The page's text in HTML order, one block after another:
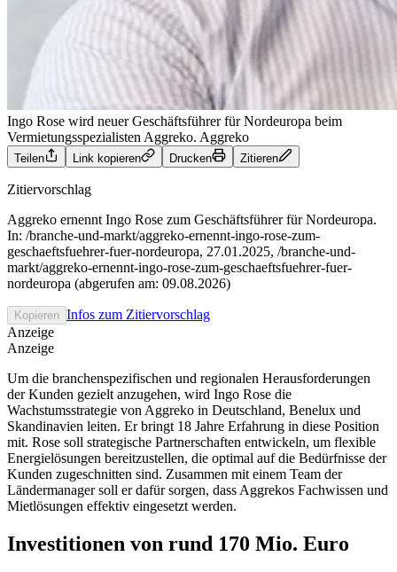
Ingo Rose wird neuer Geschäftsführer für Nordeuropa beim
Vermietungsspezialisten Aggreko. Aggreko
Teilen Link kopieren Drucken Zitieren
Zitiervorschlag
Aggreko ernennt Ingo Rose zum Geschäftsführer für Nordeuropa.
In: /branche-und-markt/aggreko-ernennt-ingo-rose-zum-
geschaeftsfuehrer-fuer-nordeuropa, 27.01.2025, /branche-und-
markt/aggreko-ernennt-ingo-rose-zum-geschaeftsfuehrer-fuer-
nordeuropa (abgerufen am: 09.08.2026)
Kopieren Infos zum Zitiervorschlag
Anzeige
Anzeige
Um die branchenspezifischen und regionalen Herausforderungen
der Kunden gezielt anzugehen, wird Ingo Rose die
Wachstumsstrategie von Aggreko in Deutschland, Benelux und
Skandinavien leiten. Er bringt 18 Jahre Erfahrung in diese Position
mit. Rose soll strategische Partnerschaften entwickeln, um flexible
Energielösungen bereitzustellen, die optimal auf die Bedürfnisse der
Kunden zugeschnitten sind. Zusammen mit einem Team der
Ländermanager soll er dafür sorgen, dass Aggrekos Fachwissen und
Mietlösungen effektiv eingesetzt werden.
Investitionen von rund 170 Mio. Euro